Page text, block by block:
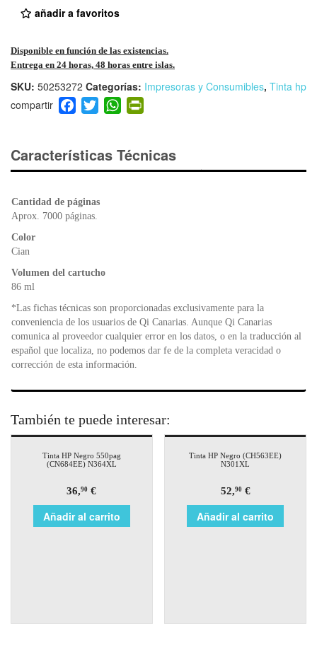
añadir a favoritos
Disponible en función de las existencias.
Entrega en 24 horas, 48 horas entre islas.
SKU: 50253272 Categorías: Impresoras y Consumibles, Tinta hp
F
a
e
b
o
k
T
wi
er
W
h
s
A
ri
e
Características Técnicas
Cantidad de páginas
Aprox. 7000 páginas.
Color
Cian
Volumen del cartucho
86 ml
*Las fichas técnicas son proporcionadas exclusivamente para la
conveniencia de los usuarios de Qi Canarias. Aunque Qi Canarias
comunica al proveedor cualquier error en los datos, o en la traducción al
español que localiza, no podemos dar fe de la completa veracidad o
corrección de esta información.
También te puede interesar:
Tinta HP Negro 550pag
(CN684EE) N364XL
36,90 €
Añadir al carrito
Tinta HP Negro (CH563EE)
N301XL
52,90€
Añadir al carrito